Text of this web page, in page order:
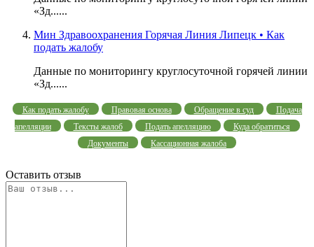
«Зд......
Мин Здравоохранения Горячая Линия Липецк • Как
подать жалобу
Данные по мониторингу круглосуточной горячей линии
«Зд......
Как подать жалобу Правовая основа Обращение в суд
Подача
апелляции
Тексты жалоб Подать апелляцию
Куда обратиться
Документы
Кассационная жалоба
Оставить отзыв